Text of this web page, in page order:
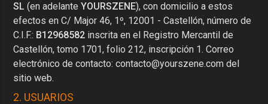
SL (en adelanteYOURSZENE), con domicilio a estos
efectos en C/ Major 46, 1º, 12001 - Castellón, número de
C.I.F.: B12968582 inscrita en el Registro Mercantil de
Castellón, tomo 1701, folio 212, inscripción 1. Correo
electrónico de contacto:contacto@yourszene.com del
sitio web.
2. USUARIOS